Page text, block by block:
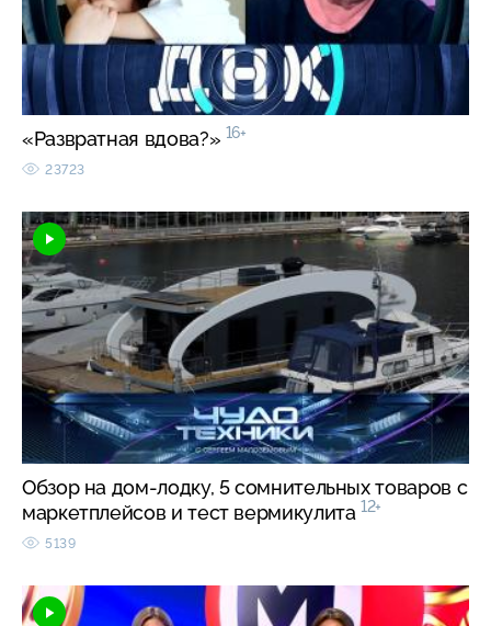
«Развратная вдова?» 16+
23723
Обзор на дом-лодку, 5 сомнительных товаров с
маркетплейсов и тест вермикулита 12+
5139